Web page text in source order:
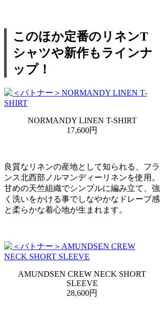
このほか定番のリネンT
シャツや新作もラインナ
ップ！
NORMANDY LINEN T-SHIRT
17,600円
良質なリネンの産地として知られる、フラ
ンス北西部ノルマンディーリネンを使用。
甘めの天竺組織でシンプルに編み立て、強
く洗いをかける事でしなやかなドレープ感
と柔らかな着心地が生まれます。
AMUNDSEN CREW NECK SHORT
SLEEVE
28,600円